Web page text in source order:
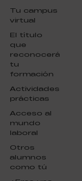
Tu campus
virtual
El título
que
reconocerá
tu
formación
Actividades
prácticas
Acceso al
mundo
laboral
Otros
alumnos
como tú